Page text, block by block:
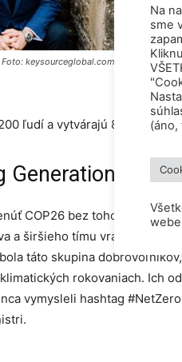
keysourceglobal.com
Na
ľudí a vytvárajú 800
Generation
COP26 bez toho, aby sme
a širšieho tímu vrátane siete
táto skupina
rokovaniach. Ich
vymysleli hashtag
Na
sme
(áno,